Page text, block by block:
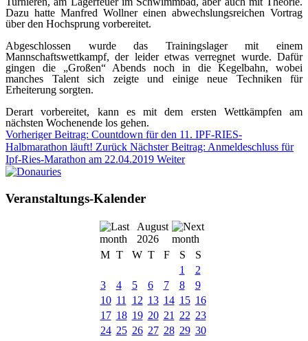
Dazu hatte Manfred Wollner einen abwechslungsreichen Vortrag
über den Hochsprung vorbereitet.
Abgeschlossen wurde das Trainingslager mit einem
Mannschaftswettkampf, der leider etwas verregnet wurde. Dafür
gingen die „Großen“ Abends noch in die Kegelbahn, wobei
manches Talent sich zeigte und einige neue Techniken für
Erheiterung sorgten.
Derart vorbereitet, kann es mit dem ersten Wettkämpfen am
nächsten Wochenende los gehen.
Vorheriger Beitrag: Countdown für den 11. IPF-RIES-
Halbmarathon läuft! Zurück Nächster Beitrag: Anmeldeschluss für
Ipf-Ries-Marathon am 22.04.2019 Weiter
Veranstaltungs-Kalender
August
2026
M T W T F S
S
1
2
3
4 5 6 7 8
9
10 11 12 13 14 15 16
17 18 19 20 21 22 23
24 25 26 27 28 29 30